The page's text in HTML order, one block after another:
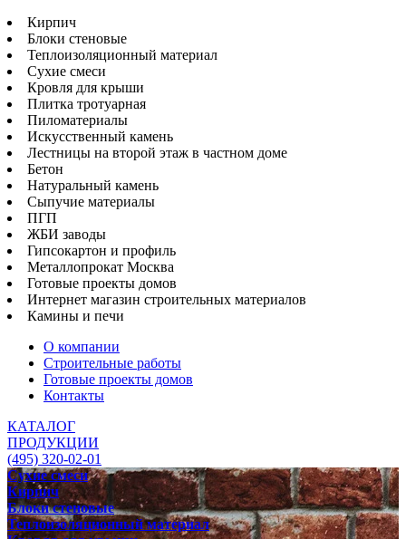
Кирпич
Блоки стеновые
Теплоизоляционный материал
Сухие смеси
Кровля для крыши
Плитка тротуарная
Пиломатериалы
Искусственный камень
Лестницы на второй этаж в частном доме
Бетон
Натуральный камень
Сыпучие материалы
ПГП
ЖБИ заводы
Гипсокартон и профиль
Металлопрокат Москва
Готовые проекты домов
Интернет магазин строительных материалов
Камины и печи
О компании
Строительные работы
Готовые проекты домов
Контакты
КАТАЛОГ
ПРОДУКЦИИ
(495) 320-02-01
Сухие смеси
Кирпич
Блоки стеновые
Теплоизоляционный материал